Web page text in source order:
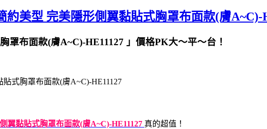
美型 完美隱形側翼黏貼式胸罩布面款(膚A~C)-
罩布面款(膚A~C)-HE11127 」價格PK大～平～台！
式胸罩布面款(膚A~C)-HE11127
翼黏貼式胸罩布面款(膚A~C)-HE11127 真的超值！